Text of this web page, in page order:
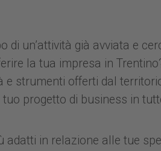
di un’attività già avviata e
la tua impresa in
e strumenti offerti dal
progetto di business in
adatti in relazione alle tue